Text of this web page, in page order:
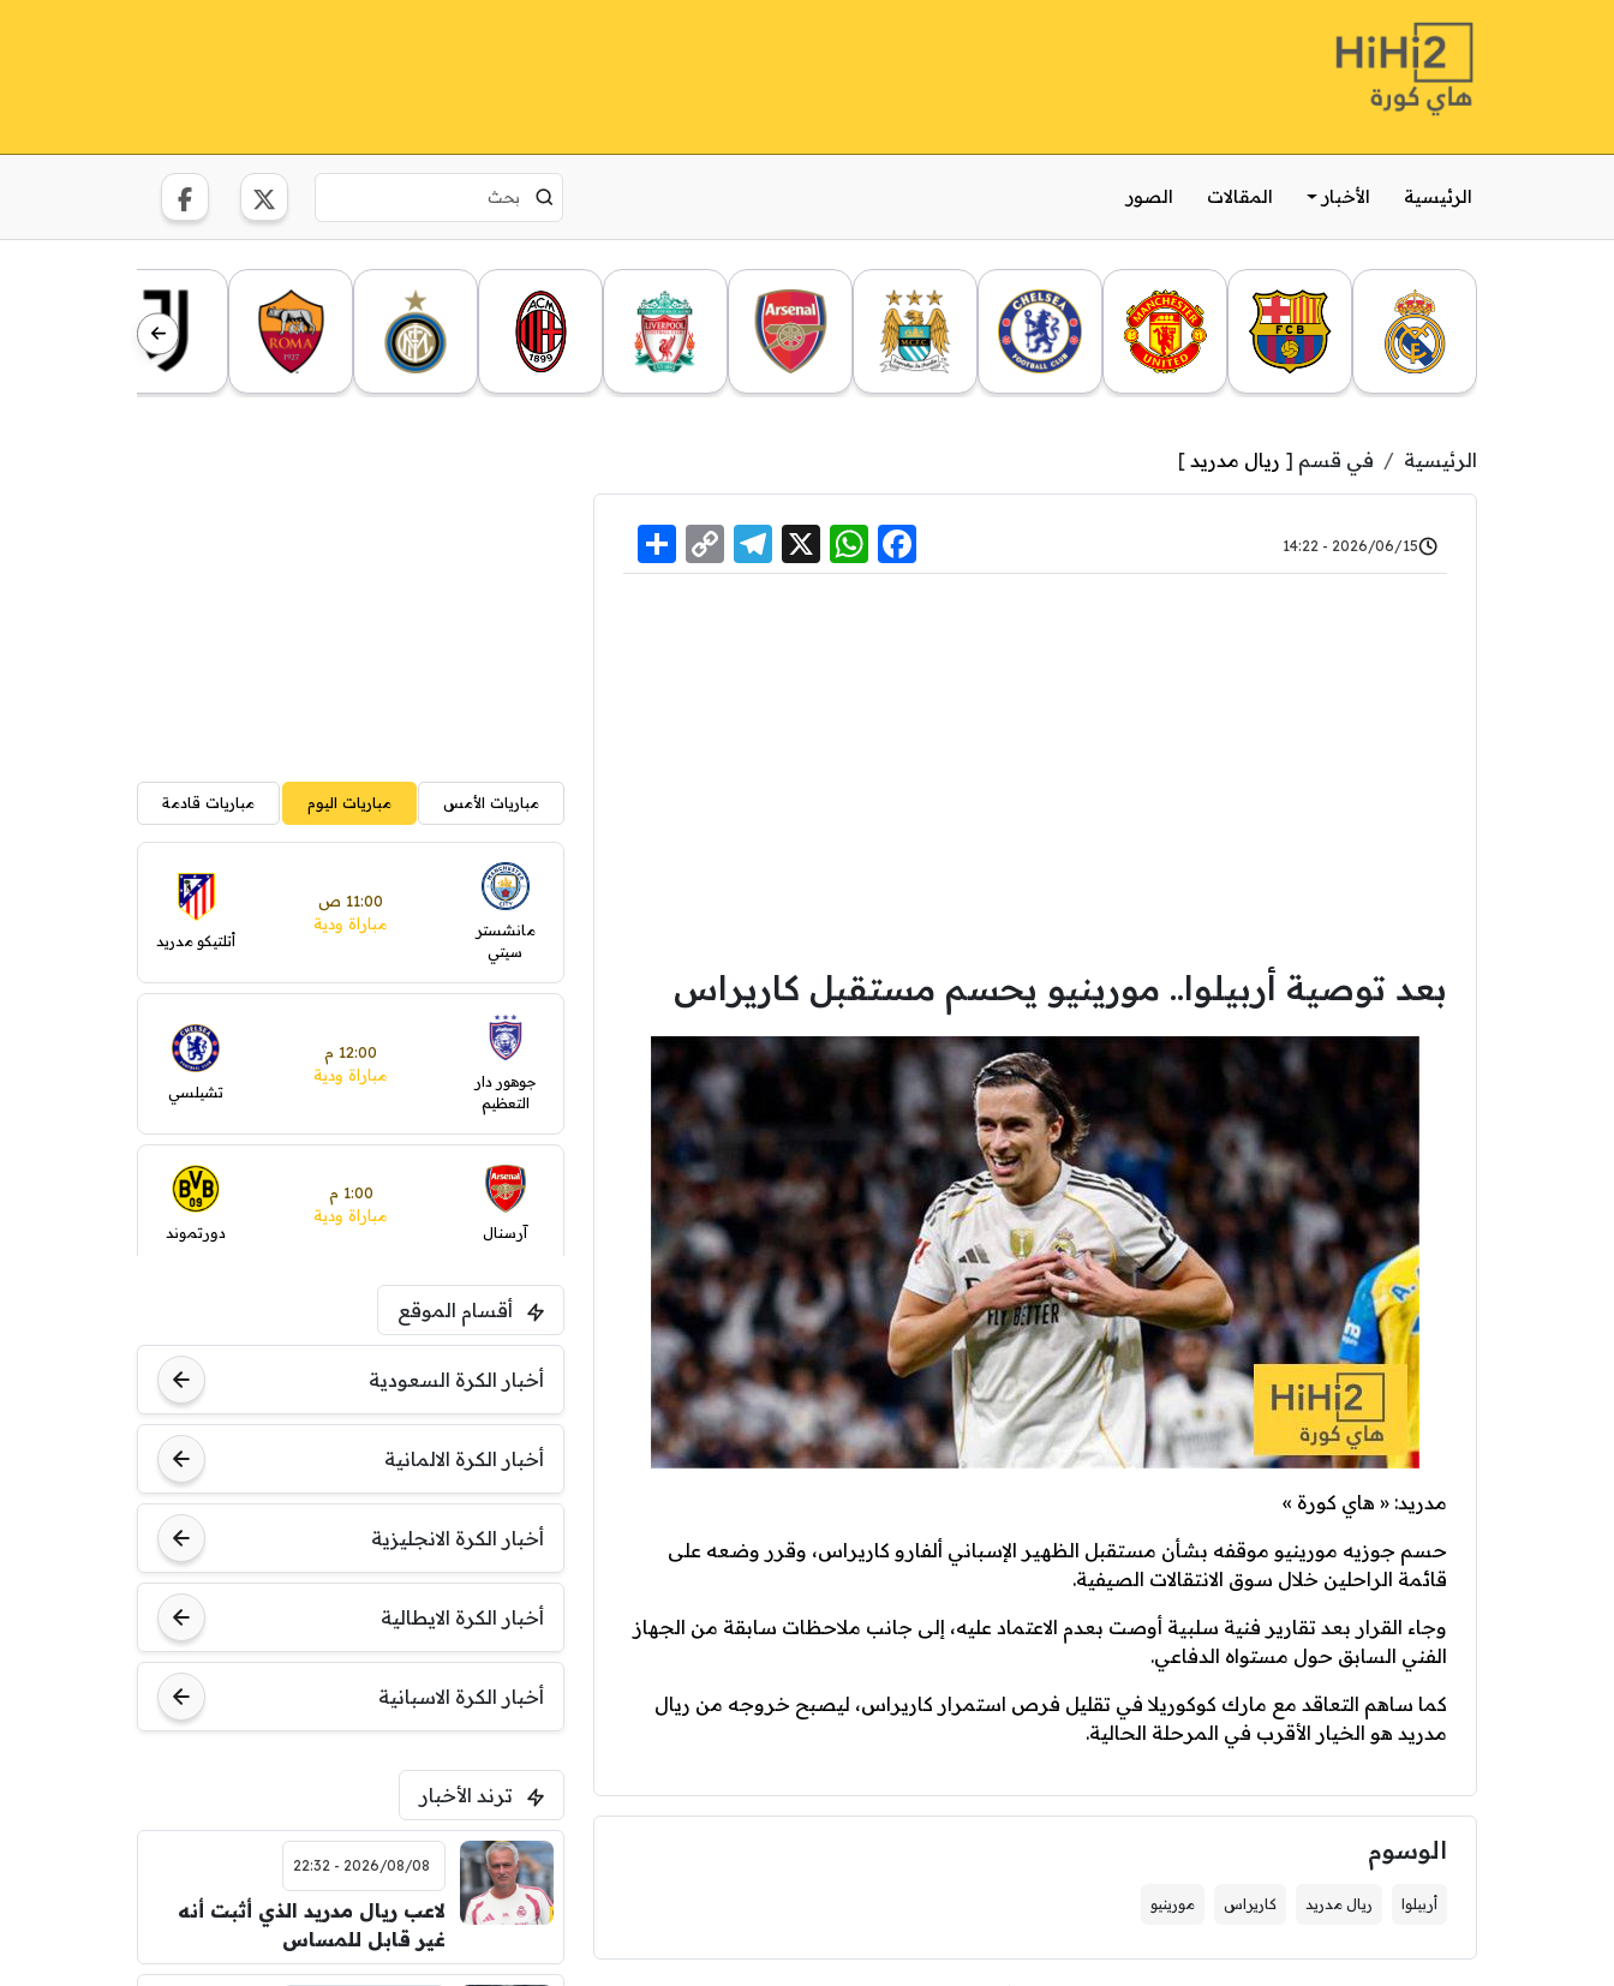
الرئيسية الأخبار المقالات الصور
الرئيسية في قسم [ ريال مدريد ]
2026/06/15 - 14:22
Facebook
WhatsApp
X
Telegram
Copy
Link
بعد توصية أربيلوا.. مورينيو يحسم مستقبل كاريراس
مدريد: « هاي كورة »
حسم جوزيه مورينيو موقفه بشأن مستقبل الظهير الإسباني ألفارو كاريراس، وقرر وضعه على
قائمة الراحلين خلال سوق الانتقالات الصيفية.
وجاء القرار بعد تقارير فنية سلبية أوصت بعدم الاعتماد عليه، إلى جانب ملاحظات سابقة من الجهاز
الفني السابق حول مستواه الدفاعي.
كما ساهم التعاقد مع مارك كوكوريلا في تقليل فرص استمرار كاريراس، ليصبح خروجه من ريال
مدريد هو الخيار الأقرب في المرحلة الحالية.
الوسوم
أربيلوا ريال مدريد كاريراس مورينيو
مباريات الأمس مباريات اليوم مباريات قادمة
مانشستر
سيتي
11:00 ص
مباراة ودية
أتلتيكو مدريد
جوهور دار
التعظيم
12:00 م
مباراة ودية
تشيلسي
آرسنال
1:00 م
مباراة ودية
دورتموند
مباراة ودية
موناكو
أقسام الموقع
أخبار الكرة السعودية
أخبار الكرة الالمانية
أخبار الكرة الانجليزية
أخبار الكرة الايطالية
أخبار الكرة الاسبانية
ترند الأخبار
2026/08/08 - 22:32
لاعب ريال مدريد الذي أثبت أنه
غير قابل للمساس